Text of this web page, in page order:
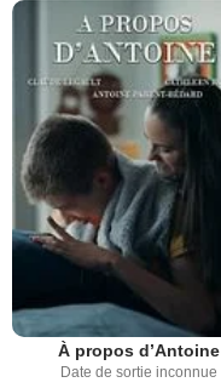
À propos d’Antoine
Date de sortie inconnue